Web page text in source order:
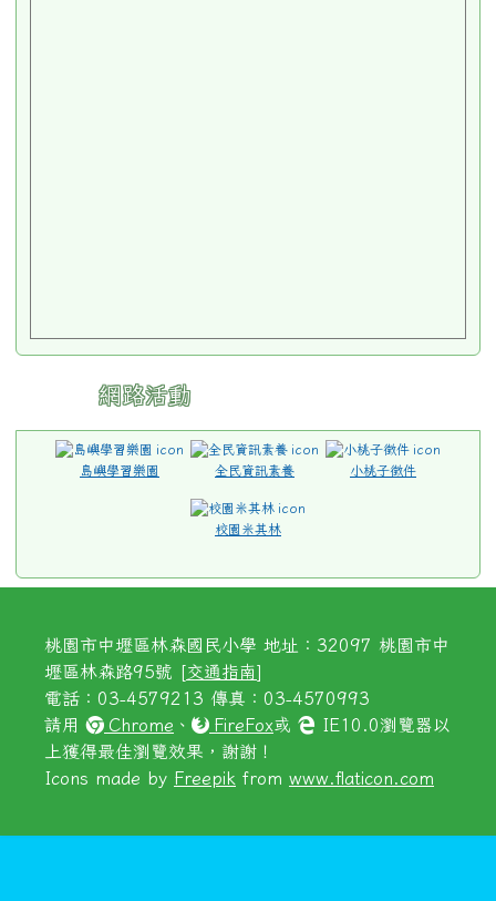
網路活動
島嶼學習樂園 全民資訊素養 小桃子徵件
校園米其林
桃園市中壢區林森國民小學 地址：32097 桃園市中
壢區林森路95號 [交通指南]
電話：03-4579213 傳真：03-4570993
請用
Chrome 、 FireFox或
IE10.0瀏覽器以
上獲得最佳瀏覽效果，謝謝！
Icons made by Freepik from www.flaticon.com